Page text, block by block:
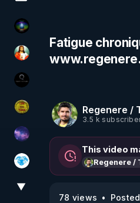
WakeUp
L'autre son de cloche
La vérité
CDS pour TOUS
Devoir de Mémoire
A.D.N.M
▼
Fatigue
Regenere /
3.5 k
This video
Regenere /
78 views